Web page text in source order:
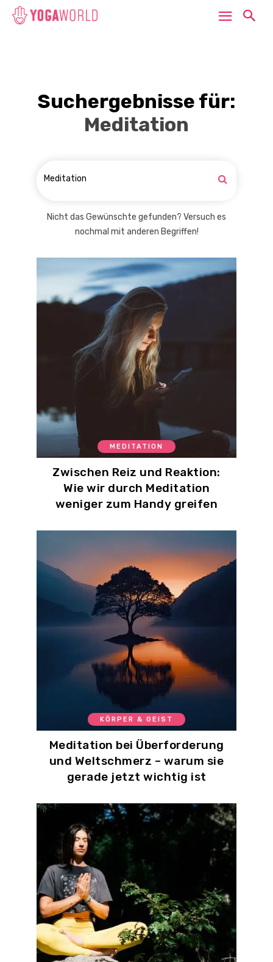
Suchergebnisse für:
Meditation
Nicht das Gewünschte gefunden? Versuch es
nochmal mit anderen Begriffen!
MEDITATION
Zwischen Reiz und Reaktion:
Wie wir durch Meditation
weniger zum Handy greifen
KÖRPER & GEIST
Meditation bei Überforderung
und Weltschmerz – warum sie
gerade jetzt wichtig ist